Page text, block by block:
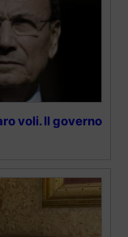
voli. Il governo